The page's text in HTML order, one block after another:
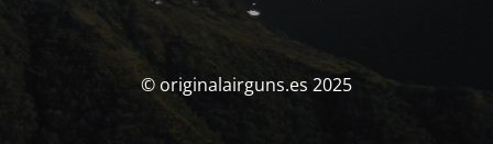
© originalairguns.es 2025